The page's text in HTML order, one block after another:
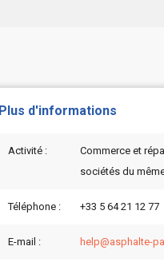
Plus d'informations
Activité :
Commerce et
sociétés du
Téléphone : +33 5 64 21 12 77
E-mail : help@asphalte-